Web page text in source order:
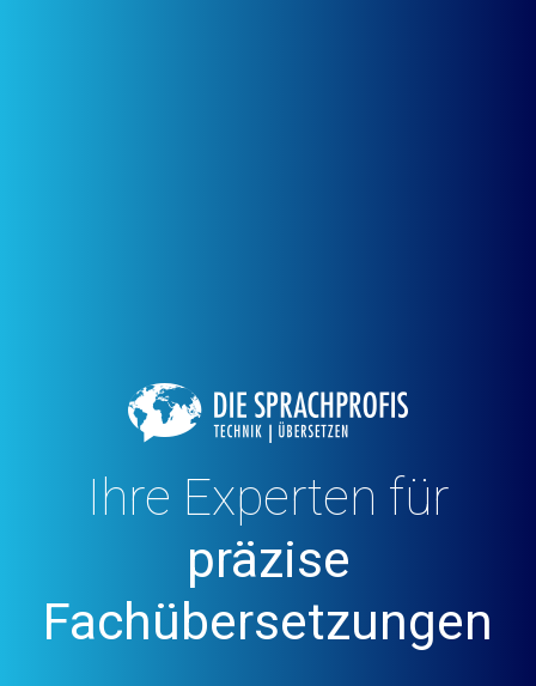
künstliche
Intelligenz
unschlagbares
Ihre Experten für
präzise
Fachübersetzungen
1994